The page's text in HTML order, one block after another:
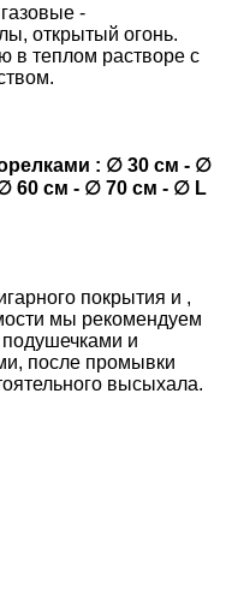
-
открытый огонь.
в теплом растворе с
: ∅ 30 см - ∅
60 см - ∅ 70 см - ∅ L
покрытия и ,
мы рекомендуем
подушечками и
после промывки
высыхала.